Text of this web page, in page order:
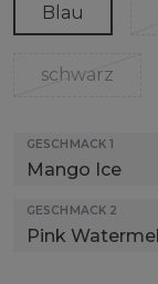
Blau
schwarz
GESCHMACK 1
GESCHMACK 2